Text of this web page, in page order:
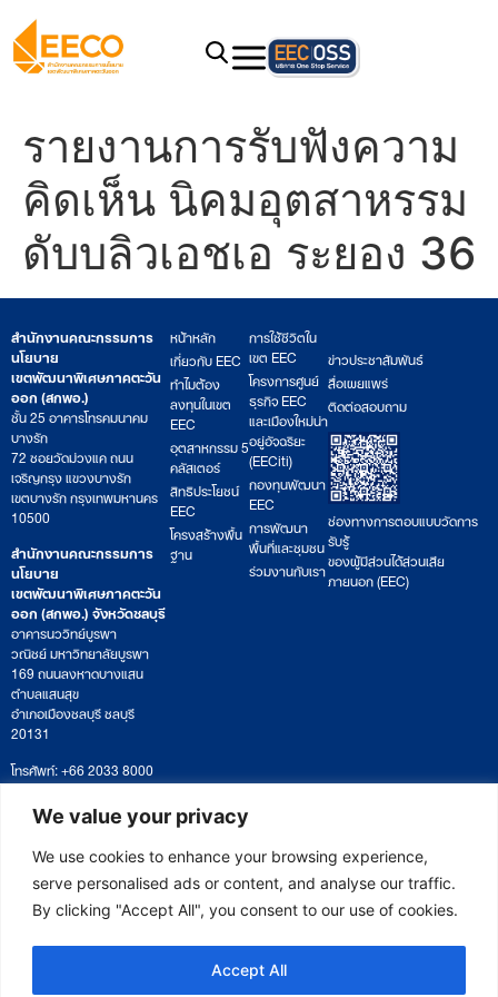
We value your privacy
We use cookies to enhance your browsing experience,
serve personalised ads or content, and analyse our traffic.
By clicking "Accept All", you consent to our use of cookies.
Accept All
รายงานการรับฟังความ
คิดเห็น นิคมอุตสาหรรม
ดับบลิวเอชเอ ระยอง 36
สำนักงานคณะกรรมการ
นโยบาย
เขตพัฒนาพิเศษภาคตะวัน
ออก (สกพอ.)
ชั้น 25 อาคารโทรคมนาคม
บางรัก
72 ซอยวัดม่วงแค ถนน
เจริญกรุง แขวงบางรัก
เขตบางรัก กรุงเทพมหานคร
10500
สำนักงานคณะกรรมการ
นโยบาย
เขตพัฒนาพิเศษภาคตะวัน
ออก (สกพอ.) จังหวัดชลบุรี
อาคารนววิทย์บูรพา
วณิชย์ มหาวิทยาลัยบูรพา
169 ถนนลงหาดบางแสน
ตำบลแสนสุข
อำเภอเมืองชลบุรี ชลบุรี
20131
โทรศัพท์: +66 2033 8000
เวลาทำการ: จันทร์ – ศุกร์
09:00 – 17:00 น.
ติดตามหนังสือหรือยื่นเอกสาร
saraban@eeco.or.th
หน้าหลัก
เกี่ยวกับ EEC
ทำไมต้อง
ลงทุนในเขต
EEC
อุตสาหกรรม 5
คลัสเตอร์
สิทธิประโยชน์
EEC
โครงสร้างพื้น
ฐาน
การใช้ชีวิตใน
เขต EEC
โครงการศูนย์
ธุรกิจ EEC
และเมืองใหม่น่า
อยู่อัจฉริยะ
(EECiti)
กองทุนพัฒนา
EEC
การพัฒนา
พื้นที่และชุมชน
ร่วมงานกับเรา
ข่าวประชาสัมพันธ์
สื่อเผยแพร่
ติดต่อสอบถาม
ช่องทางการตอบแบบวัดการ
รับรู้
ของผู้มีส่วนได้ส่วนเสีย
ภายนอก (EEC)
Copyright © 2025 Eastern Economic Corridor Office (EECO)